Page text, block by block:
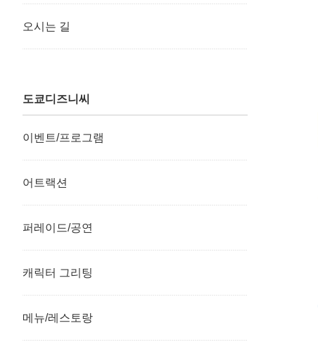
오시는 길
도쿄디즈니씨
이벤트/프로그램
어트랙션
퍼레이드/공연
캐릭터 그리팅
메뉴/레스토랑